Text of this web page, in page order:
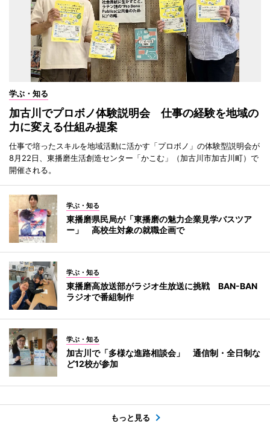
学ぶ・知る
加古川でプロボノ体験説明会 仕事の経験を地域の
力に変える仕組み提案
仕事で培ったスキルを地域活動に活かす「プロボノ」の体験型説明会が
8月22日、東播磨生活創造センター「かこむ」（加古川市加古川町）で
開催される。
学ぶ・知る
東播磨県民局が「東播磨の魅力企業見学バスツア
ー」 高校生対象の就職企画で
学ぶ・知る
東播磨高放送部がラジオ生放送に挑戦 BAN-BAN
ラジオで番組制作
学ぶ・知る
加古川で「多様な進路相談会」 通信制・全日制な
ど12校が参加
もっと見る